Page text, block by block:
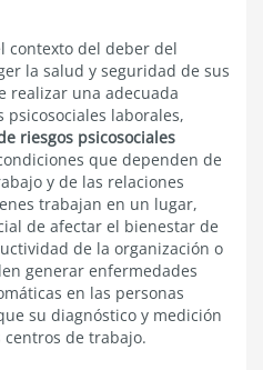
contexto del deber del
la salud y seguridad de sus
realizar una adecuada
psicosociales laborales,
riesgos psicosociales
que dependen de
y de las relaciones
trabajan en un lugar,
de afectar el bienestar de
de la organización o
generar enfermedades
en las personas
su diagnóstico y medición
de trabajo.